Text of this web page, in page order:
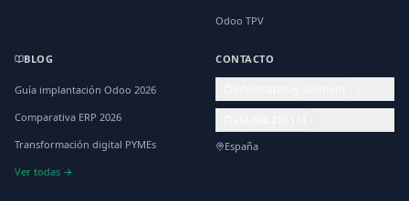
Odoo TPV
BLOG
Guía implantación Odoo 2026
Comparativa ERP 2026
Transformación digital PYMEs
Ver todas →
CONTACTO
España